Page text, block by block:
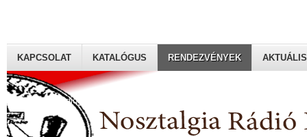
Rádiógyűjtők Magyaroszági Klubja
KAPCSOLAT KATALÓGUS RENDEZVÉNYEK AKTUÁLIS